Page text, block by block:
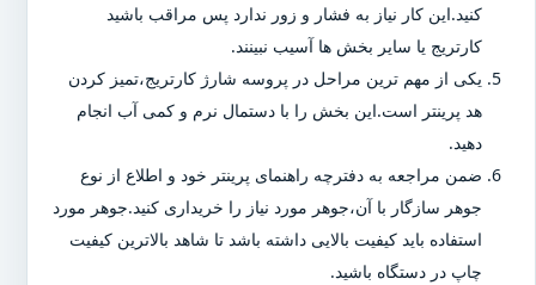
کنید.این کار نیاز به فشار و زور ندارد پس مراقب باشید
کارتریج یا سایر بخش ها آسیب نبینند.
یکی از مهم ترین مراحل در پروسه شارژ کارتریج،تمیز کردن
هد پرینتر است.این بخش را با دستمال نرم و کمی آب انجام
دهید.
ضمن مراجعه به دفترچه راهنمای پرینتر خود و اطلاع از نوع
جوهر سازگار با آن،جوهر مورد نیاز را خریداری کنید.جوهر مورد
استفاده باید کیفیت بالایی داشته باشد تا شاهد بالاترین کیفیت
چاپ در دستگاه باشید.